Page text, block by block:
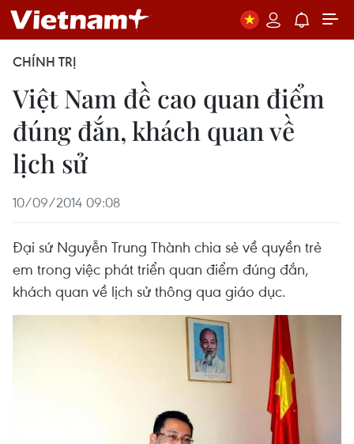
CHÍNH TRỊ
Việt Nam đề cao quan điểm
đúng đắn, khách quan về
lịch sử
10/09/2014 09:08
Đại sứ Nguyễn Trung Thành chia sẻ về quyền trẻ
em trong việc phát triển quan điểm đúng đắn,
khách quan về lịch sử thông qua giáo dục.